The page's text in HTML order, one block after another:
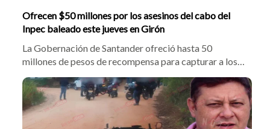
Ofrecen $50 millones por los asesinos del cabo del
Inpec baleado este jueves en Girón
La Gobernación de Santander ofreció hasta 50
millones de pesos de recompensa para capturar a los
Urrego. El funcionario del Inpec fue atacado cuando
iba a laborar en Palogordo. El secretario Óscar
Hernández pidió el apoyo de las autoridades.